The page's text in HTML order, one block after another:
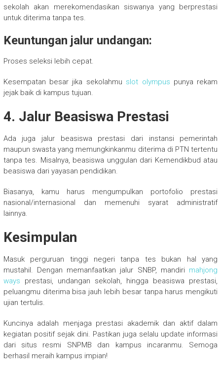
sekolah akan merekomendasikan siswanya yang berprestasi
untuk diterima tanpa tes.
Keuntungan jalur undangan:
Proses seleksi lebih cepat.
Kesempatan besar jika sekolahmu slot olympus punya rekam
jejak baik di kampus tujuan.
4. Jalur Beasiswa Prestasi
Ada juga jalur beasiswa prestasi dari instansi pemerintah
maupun swasta yang memungkinkanmu diterima di PTN tertentu
tanpa tes. Misalnya, beasiswa unggulan dari Kemendikbud atau
beasiswa dari yayasan pendidikan.
Biasanya, kamu harus mengumpulkan portofolio prestasi
nasional/internasional dan memenuhi syarat administratif
lainnya.
Kesimpulan
Masuk perguruan tinggi negeri tanpa tes bukan hal yang
mustahil. Dengan memanfaatkan jalur SNBP, mandiri mahjong
ways prestasi, undangan sekolah, hingga beasiswa prestasi,
peluangmu diterima bisa jauh lebih besar tanpa harus mengikuti
ujian tertulis.
Kuncinya adalah menjaga prestasi akademik dan aktif dalam
kegiatan positif sejak dini. Pastikan juga selalu update informasi
dari situs resmi SNPMB dan kampus incaranmu. Semoga
berhasil meraih kampus impian!